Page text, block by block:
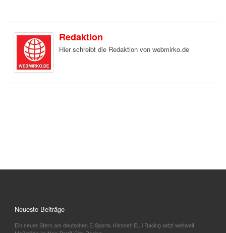
Redaktion
Hier schreibt die Redaktion von webmirko.de
Neueste Beiträge
Ein neuer Stern am deutschen E-Sports-Himmel: EL.i Racing setzt weltweit